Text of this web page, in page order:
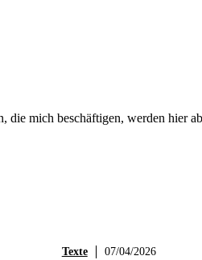
die mich beschäftigen, werden hier
Texte 07/04/2026